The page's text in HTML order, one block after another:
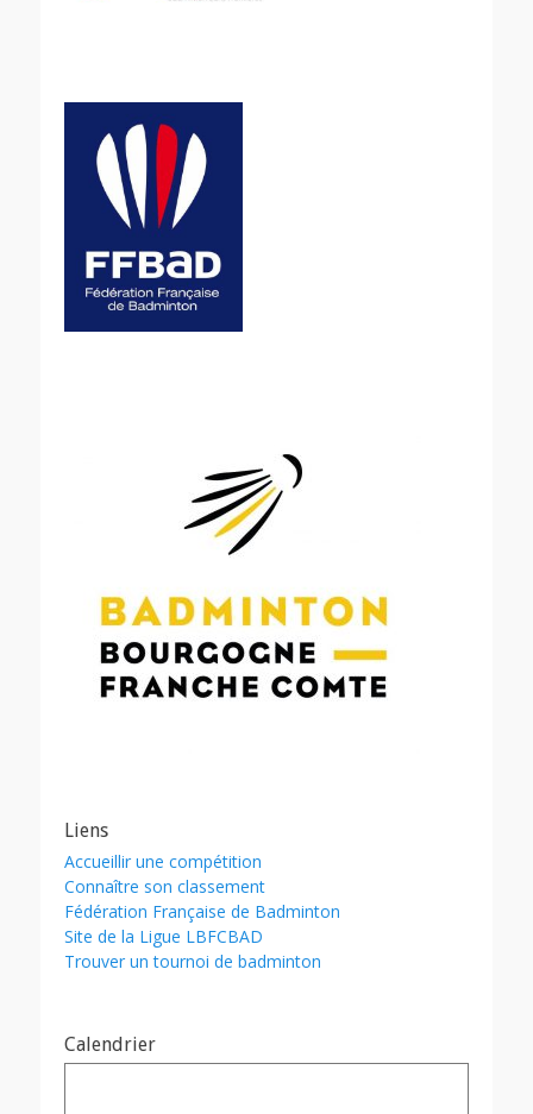
Liens
Accueillir une compétition
Connaître son classement
Fédération Française de Badminton
Site de la Ligue LBFCBAD
Trouver un tournoi de badminton
Calendrier